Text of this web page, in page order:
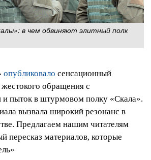
в чем обвиняют элитный полк
опубликовало сенсационный
обращения с
пыток в штурмовом полку «Скала».
вызвала широкий резонанс в
Предлагаем нашим читателям
пересказ материалов, которые